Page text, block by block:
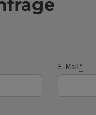
E-Mail*